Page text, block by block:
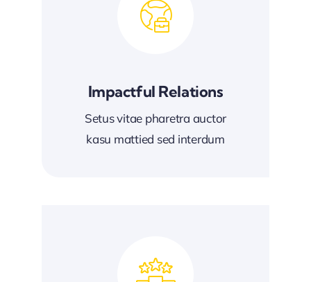
Impactful Relations
Setus vitae pharetra auctor
kasu mattied sed interdum